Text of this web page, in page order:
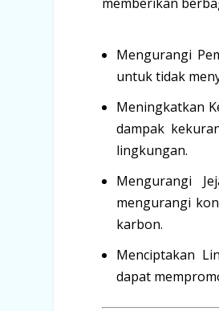
Mengurangi
untuk tidak
Meningkatkan
dampak
lingkungan.
Mengurangi
mengurangi
karbon.
Menciptakan
dapat